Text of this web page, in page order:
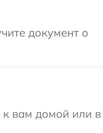
документ о
вам домой или в